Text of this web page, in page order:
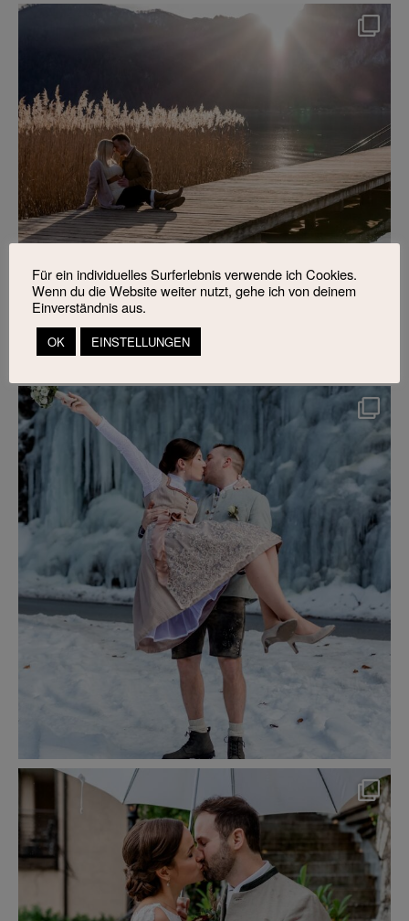
Für ein individuelles Surferlebnis verwende ich Cookies.
Wenn du die Website weiter nutzt, gehe ich von deinem
Einverständnis aus.
OK EINSTELLUNGEN